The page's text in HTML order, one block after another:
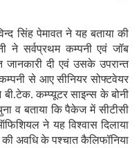
सिंह पेमावत ने यह बताया की
सर्वप्रथम कम्पनी एवं जॉब
जानकारी दी एवं उसके उपरान्त
कम्पनी से आए सीनियर सोफ्टवेयर
बी.टेक. कम्प्यूटर साइन्स के बोनी
व बताया कि पैकेज में सीटीसी
ने यह विश्वास दिलाया
अवधि के पश्चात कैलिफॉनिया